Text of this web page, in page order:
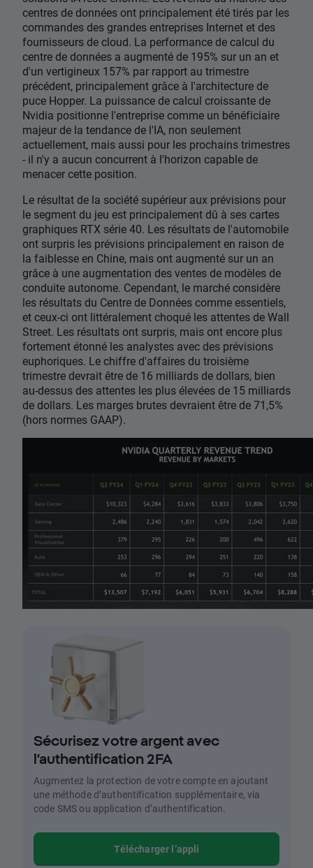
centres de données ont principalement été tirés par les
commandes des grandes entreprises Internet et des
fournisseurs de cloud. La performance de calcul du
centre de données a augmenté de 195% sur un an et
d'un vertigineux 157% par rapport au trimestre
précédent, principalement grâce à l'architecture de
puce Hopper. La puissance de calcul croissante de
Nvidia positionne l'entreprise comme un bénéficiaire
majeur de la tendance de l'IA, non seulement
actuellement, mais aussi pour les prochains trimestres
- il n'y a aucun concurrent à l'horizon capable de
menacer cette position.
Le résultat de la société supérieur aux prévisions pour
le segment du jeu est principalement dû à ses cartes
graphiques RTX série 40. Les résultats de l'automobile
ont surpris les prévisions principalement en raison de
la faiblesse en Chine, mais ont augmenté sur un an
grâce à une augmentation des ventes de modèles de
conduite autonome. Cependant, le marché considère
les résultats du Centre de Données comme essentiels,
et ceux-ci ont littéralement choqué les attentes de Wall
Street. Les résultats ont surpris, mais ont encore plus
fortement étonné les analystes avec des prévisions
euphoriques. Le chiffre d'affaires du troisième
trimestre devrait être de 16 milliards de dollars, bien
au-dessus des attentes les plus élevées de 15 milliards
de dollars. Les marges brutes devraient être de 71,5%
(hors normes GAAP).
Sécurisez votre argent avec
l’authentification 2FA
Augmentez la protection de votre compte en ajoutant
une méthode d’authentification supplémentaire, via
code SMS ou application d’authentification.
Télécharger l’appli